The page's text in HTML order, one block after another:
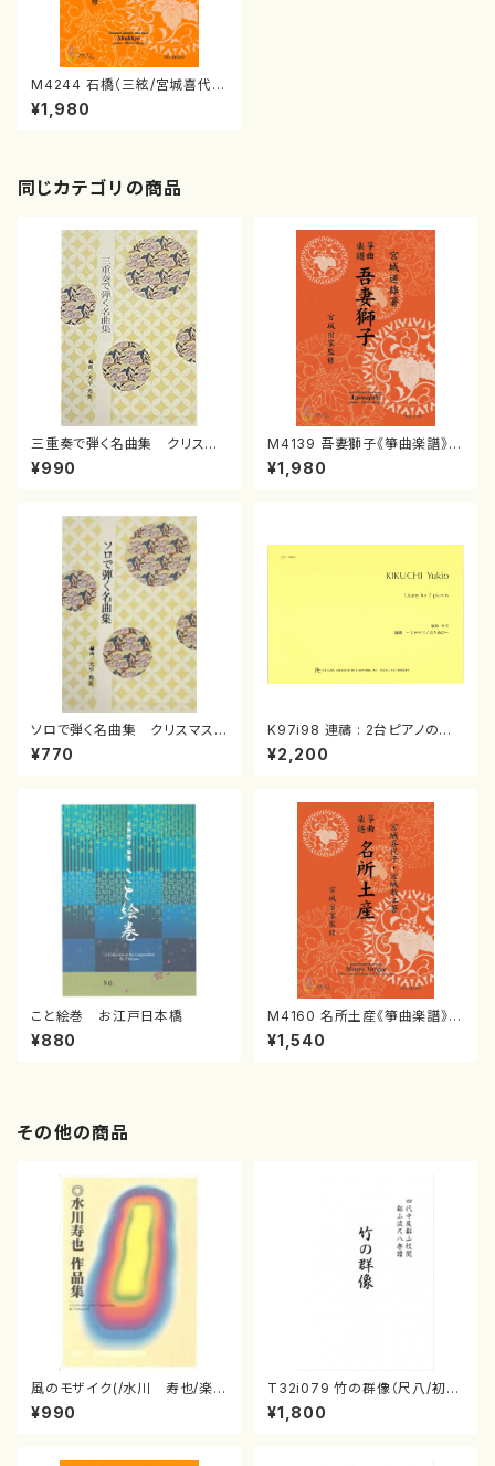
M4244 石橋（三絃/宮城喜代
子・宮城数江著・宮城宗家監修/
三絃楽譜）
¥1,980
同じカテゴリの商品
三重奏で弾く名曲集 クリスマ
スメドレー( 箏2/大平光美 編
曲/楽譜）
¥990
M4139 吾妻獅子《箏曲楽譜》
（箏/宮城道雄著・宮城宗家監修/
箏曲古典楽譜）
¥1,980
ソロで弾く名曲集 クリスマス・
イブ／恋人がサンタクロース(
箏独奏 /大平光美 編曲/楽
¥770
K97i98 連禱 : 2台ピアノのた
めの（2 Pianos / 菊池 幸夫 /
楽譜）
¥2,200
こと絵巻 お江戸日本橋
¥880
M4160 名所土産《箏曲楽譜》
（箏/宮城喜代子・宮城数江著・
宮城宗家監修/箏曲古典楽譜）
¥1,540
その他の商品
風のモザイク(/水川 寿也/楽
譜）
¥990
T32i079 竹の群像（尺八/初代
山本邦山/尺八/都山式譜）都山
流公刊楽譜曲番:528
¥1,800